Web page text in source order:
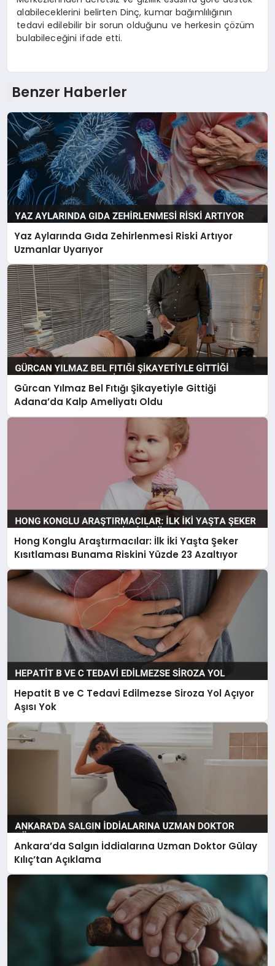
alabileceklerini belirten Dinç, kumar bağımlılığının
tedavi edilebilir bir sorun olduğunu ve herkesin çözüm
bulabileceğini ifade etti.
Benzer Haberler
Yaz Aylarında Gıda Zehirlenmesi Riski Artıyor
Uzmanlar Uyarıyor
Gürcan Yılmaz Bel Fıtığı Şikayetiyle Gittiği
Adana’da Kalp Ameliyatı Oldu
Hong Konglu Araştırmacılar: İlk İki Yaşta Şeker
Kısıtlaması Bunama Riskini Yüzde 23 Azaltıyor
Hepatit B ve C Tedavi Edilmezse Siroza Yol Açıyor
Aşısı Yok
Ankara’da Salgın İddialarına Uzman Doktor Gülay
Kılıç’tan Açıklama